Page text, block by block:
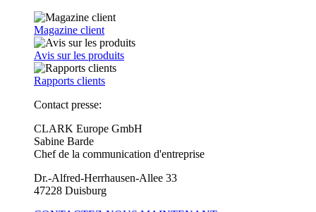
Magazine client
Avis sur les produits
Rapports clients
Contact presse:
CLARK Europe GmbH
Sabine Barde
Chef de la communication d'entreprise
Dr.-Alfred-Herrhausen-Allee 33
47228 Duisburg